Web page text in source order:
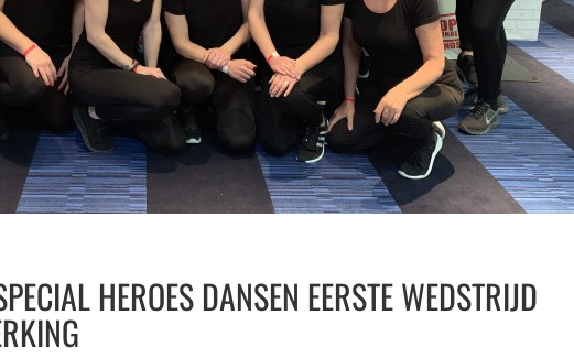
HEROES DANSEN EERSTE WEDSTRIJD